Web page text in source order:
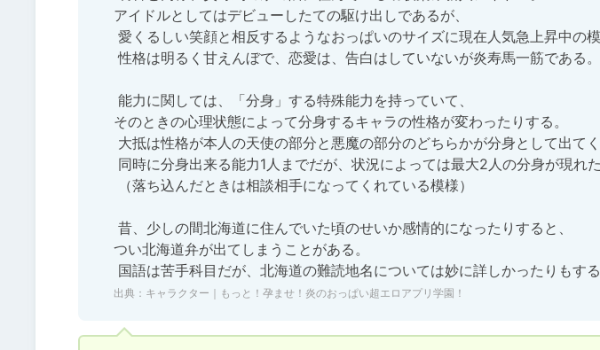
アイドルとしてはデビューしたての駆け出しであるが、
性格は明るく甘えんぼで、恋愛は、告白はしていないが炎寿馬一筋である。
そのときの心理状態によって分身するキャラの性格が変わったりする。
つい北海道弁が出てしまうことがある。
国語は苦手科目だが、北海道の難読地名については妙に詳しかったりもする
出典： キャラクター｜もっと！孕ませ！炎のおっぱい超エロアプリ学園！